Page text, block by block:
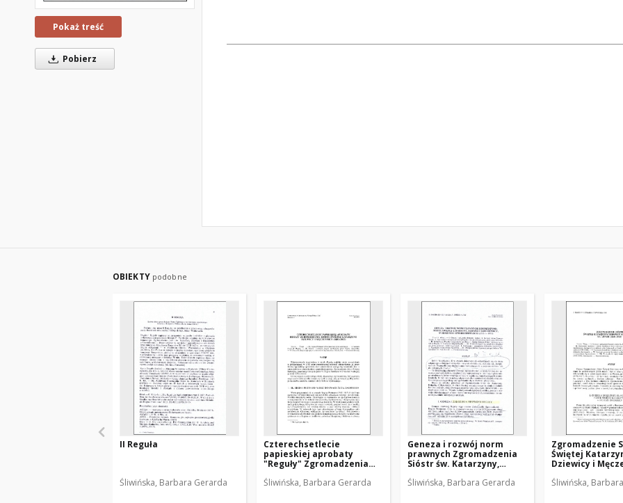
Pokaż treść
Pobierz
OBIEKTY podobne
II Reguła
Śliwińska, Barbara Gerarda
Czterechsetlecie
papieskiej aprobaty
"Reguły" Zgromadzenia
Dziewicy i Męczennicy
Śliwińska, Barbara Gerarda
Geneza i rozwój norm
prawnych Zgromadzenia
Sióstr św. Katarzyny,
minionym
Śliwińska, Barbara Gerarda
Zgromadzenie
Świętej
Dziewicy i
Śliwińska,